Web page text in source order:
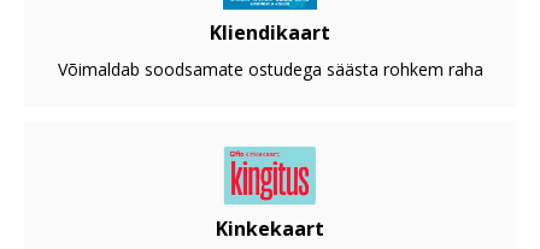
Kliendikaart
Võimaldab soodsamate ostudega säästa rohkem raha
Kinkekaart